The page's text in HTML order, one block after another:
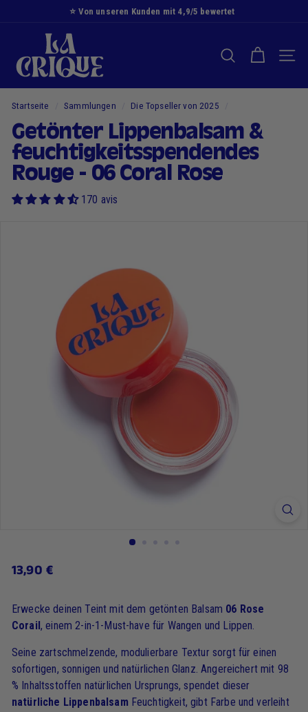
Made in France | Top Clean Beauty
e
B
u
c
h
t
SUCHE NACH
Startseite Sammlungen Die Topseller von 2025
Getönter Lippenbalsam &
feuchtigkeitsspendendes
Rouge - 06 Coral Rose
170 avis
Regulärer
13,90 €13,90
Erwecke deinen Teint mit dem getönten Balsam 06 Rose
Corail, einem 2-in-1-Must-have für Wangen und Lippen.
Seine zartschmelzende, modulierbare Textur sorgt für einen
sofortigen, sonnigen und natürlichen Glanz. Angereichert mit 98
% Inhaltsstoffen natürlichen Ursprungs, spendet dieser
natürliche Lippenbalsam Feuchtigkeit, gibt Farbe und verleiht